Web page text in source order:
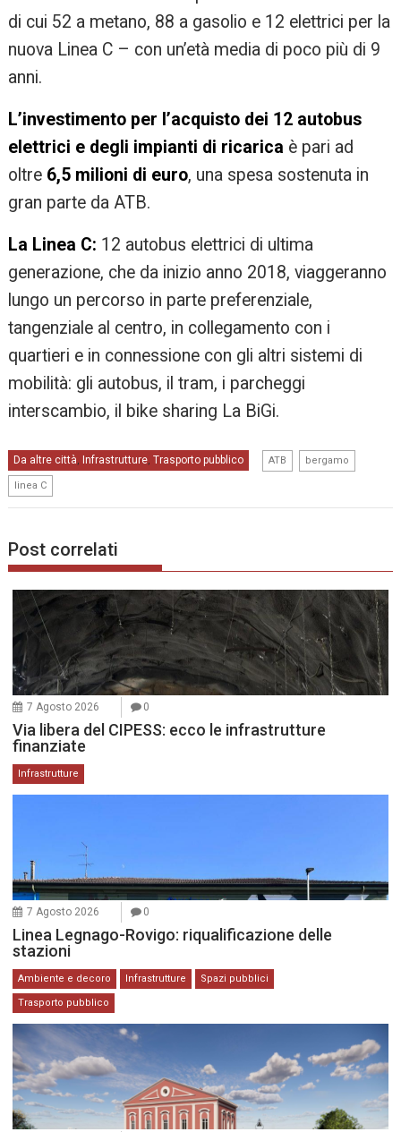
di cui 52 a metano, 88 a gasolio e 12 elettrici per la
nuova Linea C – con un’età media di poco più di 9
anni.
L’investimento per l’acquisto dei 12 autobus
elettrici e degli impianti di ricarica è pari ad
oltre 6,5 milioni di euro, una spesa sostenuta in
gran parte da ATB.
La Linea C: 12 autobus elettrici di ultima
generazione, che da inizio anno 2018, viaggeranno
lungo un percorso in parte preferenziale,
tangenziale al centro, in collegamento con i
quartieri e in connessione con gli altri sistemi di
mobilità: gli autobus, il tram, i parcheggi
interscambio, il bike sharing La BiGi.
Da altre città, Infrastrutture,Trasporto pubblico ATB bergamo
linea C
Post correlati
7 Agosto 2026 0
Via libera del CIPESS: ecco le infrastrutture
finanziate
Infrastrutture
7 Agosto 2026 0
Linea Legnago-Rovigo: riqualificazione delle
stazioni
Ambiente e decoro Infrastrutture Spazi pubblici
Trasporto pubblico